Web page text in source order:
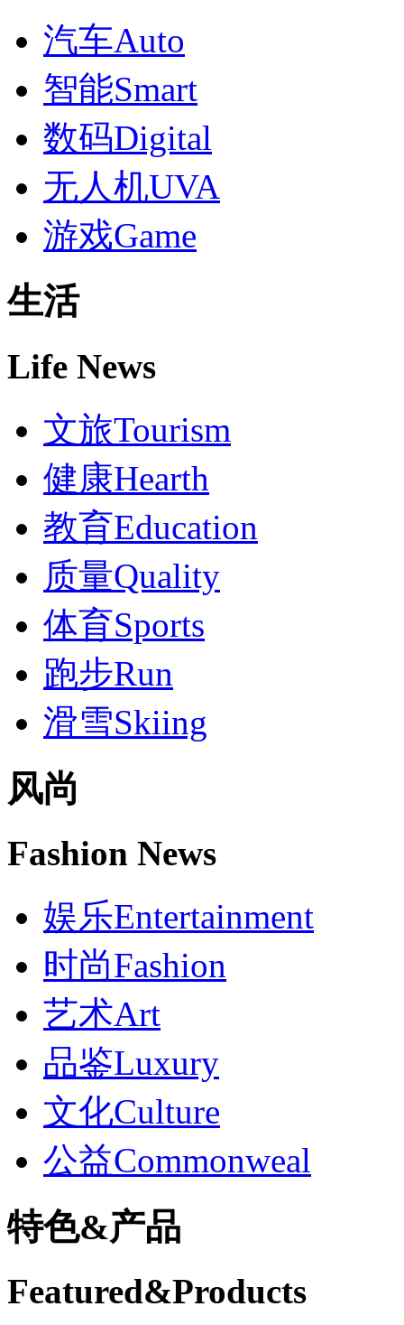
汽车Auto
智能Smart
数码Digital
无人机UVA
游戏Game
生活
Life News
文旅Tourism
健康Hearth
教育Education
质量Quality
体育Sports
跑步Run
滑雪Skiing
风尚
Fashion News
娱乐Entertainment
时尚Fashion
艺术Art
品鉴Luxury
文化Culture
公益Commonweal
特色&产品
Featured&Products